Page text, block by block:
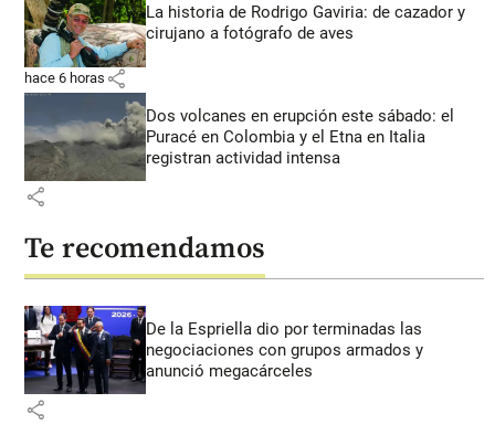
La historia de Rodrigo Gaviria: de cazador y
cirujano a fotógrafo de aves
hace 6 horas share
Dos volcanes en erupción este sábado: el
Puracé en Colombia y el Etna en Italia
registran actividad intensa
share
Te recomendamos
De la Espriella dio por terminadas las
negociaciones con grupos armados y
anunció megacárceles
share